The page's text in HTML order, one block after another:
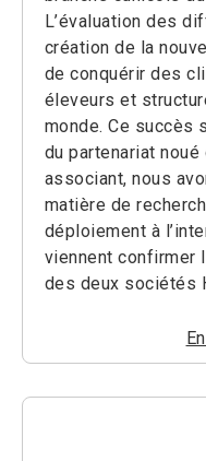
L’évaluation des
création de la
de conquérir des
éleveurs et
monde. Ce succès
du partenariat
associant, nous
matière de
déploiement à
viennent confirmer
des deux sociétés